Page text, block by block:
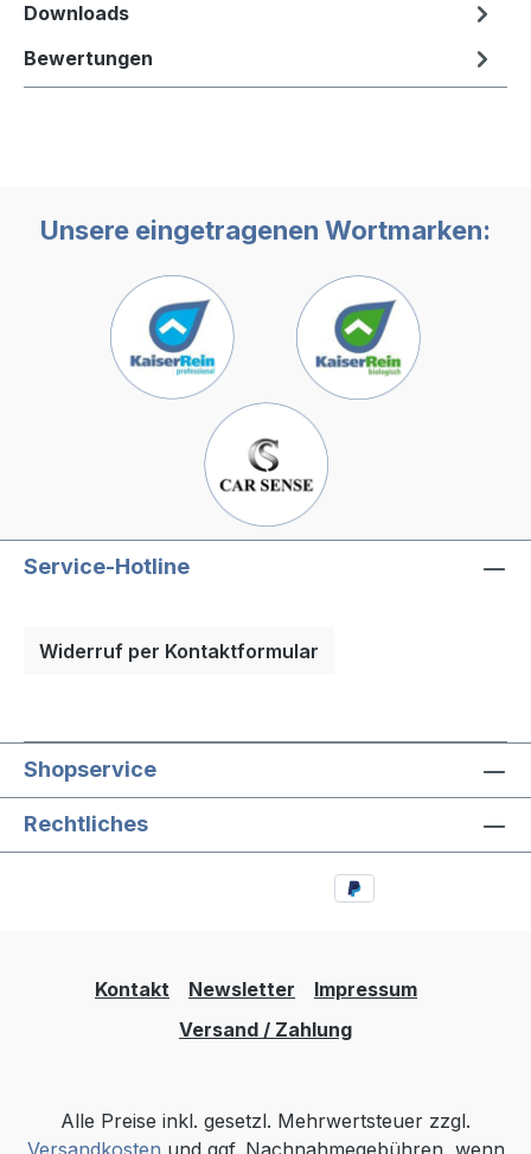
Downloads
Bewertungen
Unsere eingetragenen Wortmarken:
Service-Hotline
Widerruf per Kontaktformular
Shopservice
Rechtliches
Kontakt Newsletter
Impressum
Versand / Zahlung
Alle Preise inkl. gesetzl. Mehrwertsteuer zzgl.
Versandkosten und ggf. Nachnahmegebühren, wenn